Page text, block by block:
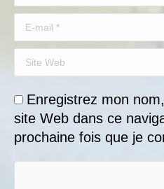
E-mail *
Site Web
Enregistrez mon
site Web dans ce
prochaine fois que je